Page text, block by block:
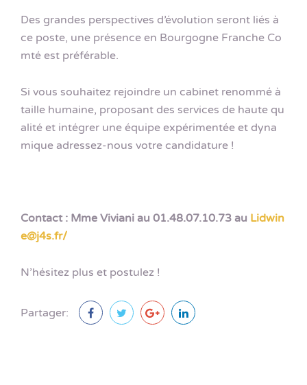
Des grandes perspectives d’évolution seront liés à
ce poste, une présence en Bourgogne Franche Co
mté est préférable.
Si vous souhaitez rejoindre un cabinet renommé à
taille humaine, proposant des services de haute qu
alité et intégrer une équipe expérimentée et dyna
mique adressez-nous votre candidature !
Contact : Mme Viviani au 01.48.07.10.73 au Lidwin
e@j4s.fr/
N’hésitez plus et postulez !
Partager: